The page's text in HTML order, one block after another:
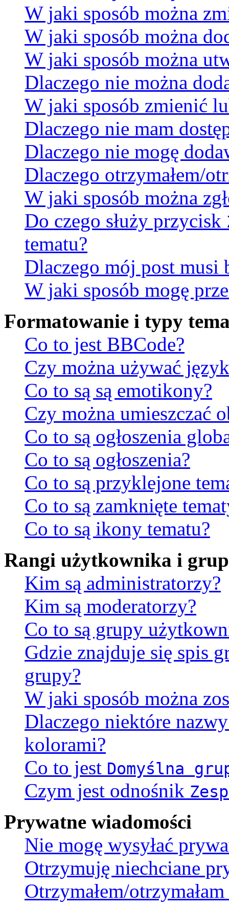
W jaki sposób można
W jaki sposób można
W jaki sposób można
Dlaczego nie można
W jaki sposób zmienić
Dlaczego nie mam
Dlaczego nie mogę
Dlaczego otrzymałem/
W jaki sposób można
Do czego służy przycisk
tematu?
Dlaczego mój post musi
W jaki sposób mogę
Formatowanie i typy
Co to jest BBCode?
Czy można używać
Co to są są emotikony?
Czy można umieszczać
Co to są ogłoszenia
Co to są ogłoszenia?
Co to są przyklejone
Co to są zamknięte
Co to są ikony tematu?
Rangi użytkownika i
Kim są administratorzy?
Kim są moderatorzy?
Co to są grupy
Gdzie znajduje się spis
grupy?
W jaki sposób można
Dlaczego niektóre
kolorami?
Co to jest Domyślna
Czym jest odnośnik
Prywatne wiadomości
Nie mogę wysyłać
Otrzymuję niechciane
Otrzymałem/